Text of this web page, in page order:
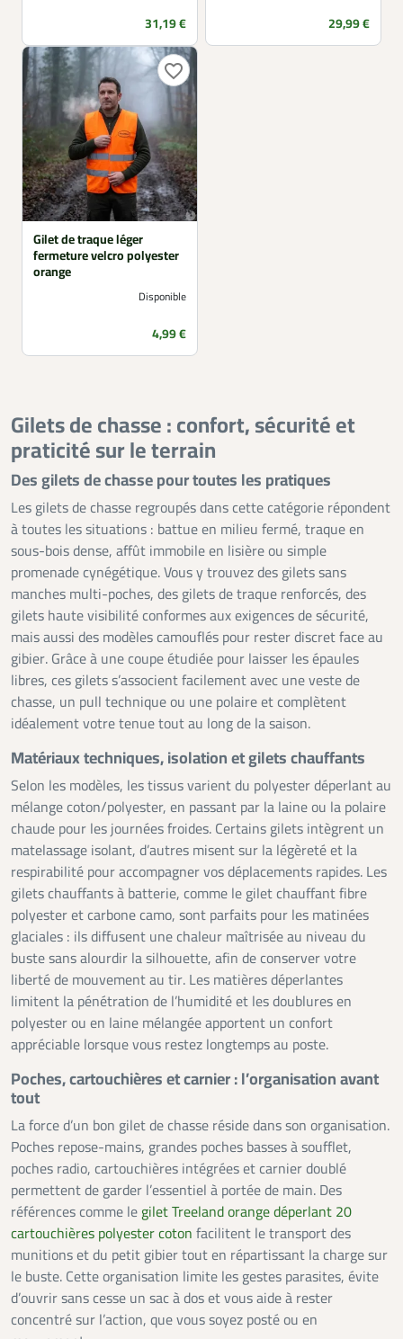
Prix
31,19 € Prix
29,99 €
favorite_border
Gilet de traque léger
fermeture velcro polyester
orange
Disponible
Prix
4,99 €
Gilets de chasse : confort, sécurité et
praticité sur le terrain
Des gilets de chasse pour toutes les pratiques
Les gilets de chasse regroupés dans cette catégorie répondent
à toutes les situations : battue en milieu fermé, traque en
sous-bois dense, affût immobile en lisière ou simple
promenade cynégétique. Vous y trouvez des gilets sans
manches multi-poches, des gilets de traque renforcés, des
gilets haute visibilité conformes aux exigences de sécurité,
mais aussi des modèles camouflés pour rester discret face au
gibier. Grâce à une coupe étudiée pour laisser les épaules
libres, ces gilets s’associent facilement avec une veste de
chasse, un pull technique ou une polaire et complètent
idéalement votre tenue tout au long de la saison.
Matériaux techniques, isolation et gilets chauffants
Selon les modèles, les tissus varient du polyester déperlant au
mélange coton/polyester, en passant par la laine ou la polaire
chaude pour les journées froides. Certains gilets intègrent un
matelassage isolant, d’autres misent sur la légèreté et la
respirabilité pour accompagner vos déplacements rapides. Les
gilets chauffants à batterie, comme le gilet chauffant fibre
polyester et carbone camo, sont parfaits pour les matinées
glaciales : ils diffusent une chaleur maîtrisée au niveau du
buste sans alourdir la silhouette, afin de conserver votre
liberté de mouvement au tir. Les matières déperlantes
limitent la pénétration de l’humidité et les doublures en
polyester ou en laine mélangée apportent un confort
appréciable lorsque vous restez longtemps au poste.
Poches, cartouchières et carnier : l’organisation avant
tout
La force d’un bon gilet de chasse réside dans son organisation.
Poches repose-mains, grandes poches basses à soufflet,
poches radio, cartouchières intégrées et carnier doublé
permettent de garder l’essentiel à portée de main. Des
références comme le gilet Treeland orange déperlant 20
cartouchières polyester coton facilitent le transport des
munitions et du petit gibier tout en répartissant la charge sur
le buste. Cette organisation limite les gestes parasites, évite
d’ouvrir sans cesse un sac à dos et vous aide à rester
concentré sur l’action, que vous soyez posté ou en